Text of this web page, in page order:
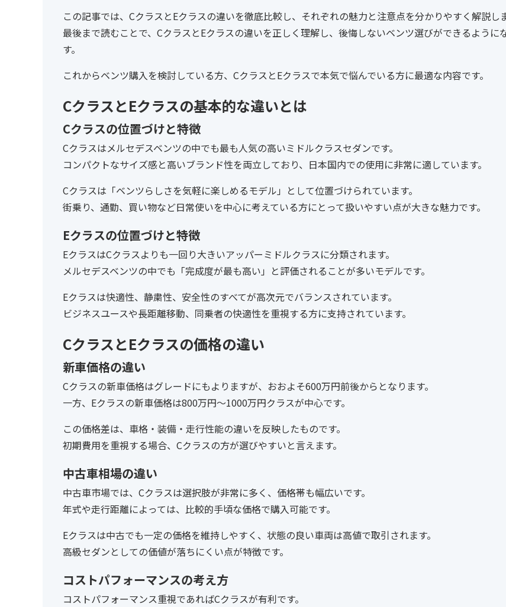
この記事では、CクラスとEクラスの違いを徹底比較し、それぞれの魅力と注意点を分かりやすく解説しま
最後まで読むことで、CクラスとEクラスの違いを正しく理解し、後悔しないベンツ選びができるように
す。
これからベンツ購入を検討している方、CクラスとEクラスで本気で悩んでいる方に最適な内容です。
CクラスとEクラスの基本的な違いとは
Cクラスの位置づけと特徴
Cクラスはメルセデスベンツの中でも最も人気の高いミドルクラスセダンです。
コンパクトなサイズ感と高いブランド性を両立しており、日本国内での使用に非常に適しています。
Cクラスは「ベンツらしさを気軽に楽しめるモデル」として位置づけられています。
街乗り、通勤、買い物など日常使いを中心に考えている方にとって扱いやすい点が大きな魅力です。
Eクラスの位置づけと特徴
EクラスはCクラスよりも一回り大きいアッパーミドルクラスに分類されます。
メルセデスベンツの中でも「完成度が最も高い」と評価されることが多いモデルです。
Eクラスは快適性、静粛性、安全性のすべてが高次元でバランスされています。
ビジネスユースや長距離移動、同乗者の快適性を重視する方に支持されています。
CクラスとEクラスの価格の違い
新車価格の違い
Cクラスの新車価格はグレードにもよりますが、おおよそ600万円前後からとなります。
一方、Eクラスの新車価格は800万円〜1000万円クラスが中心です。
この価格差は、車格・装備・走行性能の違いを反映したものです。
初期費用を重視する場合、Cクラスの方が選びやすいと言えます。
中古車相場の違い
中古車市場では、Cクラスは選択肢が非常に多く、価格帯も幅広いです。
年式や走行距離によっては、比較的手頃な価格で購入可能です。
Eクラスは中古でも一定の価格を維持しやすく、状態の良い車両は高値で取引されます。
高級セダンとしての価値が落ちにくい点が特徴です。
コストパフォーマンスの考え方
コストパフォーマンス重視であればCクラスが有利です。